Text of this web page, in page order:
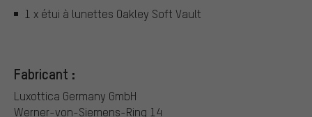
1 x étui à lunettes Oakley Soft Vault
Fabricant :
Luxottica Germany GmbH
Werner-von-Siemens-Ring 14